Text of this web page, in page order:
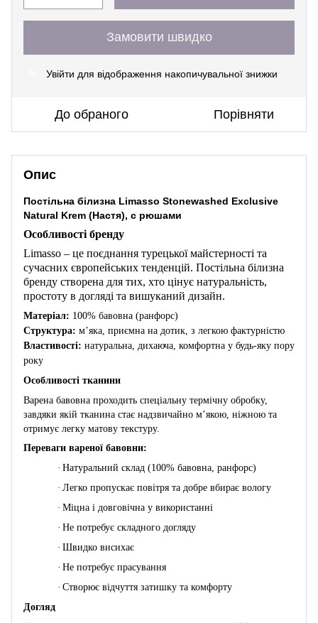
Замовити швидко
Увійти для відображення накопичувальної знижки
До обраного Порівняти
Опис
Постільна білизна Limasso Stonewashed Exclusive
Natural Krem (Настя), с рюшами
Особливості бренду
Limasso – це поєднання турецької майстерності та
сучасних європейських тенденцій. Постільна білизна
бренду створена для тих, хто цінує натуральність,
простоту в догляді та вишуканий дизайн.
Матеріал: 100% бавовна (ранфорс)
Структура: м’яка, приємна на дотик, з легкою фактурністю
Властивості: натуральна, дихаюча, комфортна у будь-яку пору
року
Особливості тканини
Варена бавовна проходить спеціальну термічну обробку,
завдяки якій тканина стає надзвичайно м’якою, ніжною та
отримує легку матову текстуру.
Переваги вареної бавовни:
· Натуральний склад (100% бавовна, ранфорс)
· Легко пропускає повітря та добре вбирає вологу
· Міцна і довговічна у використанні
· Не потребує складного догляду
· Швидко висихає
· Не потребує прасування
· Створює відчуття затишку та комфорту
Догляд